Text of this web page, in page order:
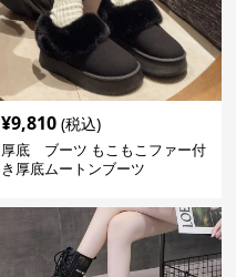
¥9,810 (税込)
厚底 ブーツ もこもこファー付
き厚底ムートンブーツ